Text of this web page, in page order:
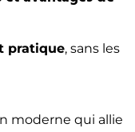
pratique, sans les
moderne qui allie